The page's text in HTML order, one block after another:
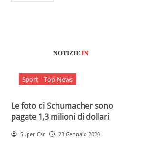
Sport Top-News
Le foto di Schumacher sono
pagate 1,3 milioni di dollari
Super Car 23 Gennaio 2020